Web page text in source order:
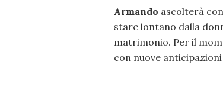
Armando ascolterà
stare lontano dalla
matrimonio. Per il
con nuove anticipazioni